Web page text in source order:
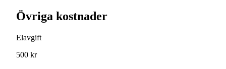
Övriga kostnader
Elavgift
500 kr